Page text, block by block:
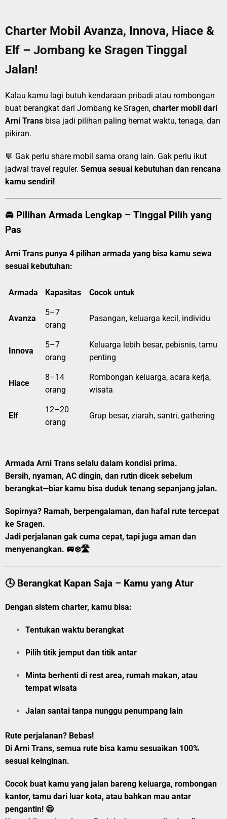
Charter Mobil Avanza, Innova, Hiace &
Elf – Jombang ke Sragen Tinggal
Jalan!
Kalau kamu lagi butuh kendaraan pribadi atau rombongan
buat berangkat dari Jombang ke Sragen, charter mobil dari
Arni Trans bisa jadi pilihan paling hemat waktu, tenaga, dan
pikiran.
💬 Gak perlu share mobil sama orang lain. Gak perlu ikut
jadwal travel reguler. Semua sesuai kebutuhan dan rencana
kamu sendiri!
🚘 Pilihan Armada Lengkap – Tinggal Pilih yang
Pas
Arni Trans punya 4 pilihan armada yang bisa kamu sewa
sesuai kebutuhan:
Armada Kapasitas Cocok untuk
Avanza
5–7
orang
Pasangan, keluarga kecil, individu
Innova
5–7
orang
Keluarga lebih besar, pebisnis, tamu
penting
Hiace
8–14
orang
Rombongan keluarga, acara kerja,
wisata
Elf
12–20
orang
Grup besar, ziarah, santri, gathering
Armada Arni Trans selalu dalam kondisi prima.
Bersih, nyaman, AC dingin, dan rutin dicek sebelum
berangkat—biar kamu bisa duduk tenang sepanjang jalan.
Sopirnya? Ramah, berpengalaman, dan hafal rute tercepat
ke Sragen.
Jadi perjalanan gak cuma cepat, tapi juga aman dan
menyenangkan. 🚐❄️🛣️
🕓 Berangkat Kapan Saja – Kamu yang Atur
Dengan sistem charter, kamu bisa:
Tentukan waktu berangkat
Pilih titik jemput dan titik antar
Minta berhenti di rest area, rumah makan, atau
tempat wisata
Jalan santai tanpa nunggu penumpang lain
Rute perjalanan? Bebas!
Di Arni Trans, semua rute bisa kamu sesuaikan 100%
sesuai keinginan.
Cocok buat kamu yang jalan bareng keluarga, rombongan
kantor, tamu dari luar kota, atau bahkan mau antar
pengantin! 😄